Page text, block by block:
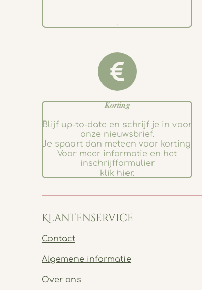
.
𝑲𝒐𝒓𝒕𝒊𝒏𝒈
Blijf up-to-date en schrijf je in voor
onze nieuwsbrief.
Je spaart dan meteen voor korting.
Voor meer informatie en het
inschrijfformulier
klik hier.
Klantenservice
Contact
Algemene informatie
Over ons